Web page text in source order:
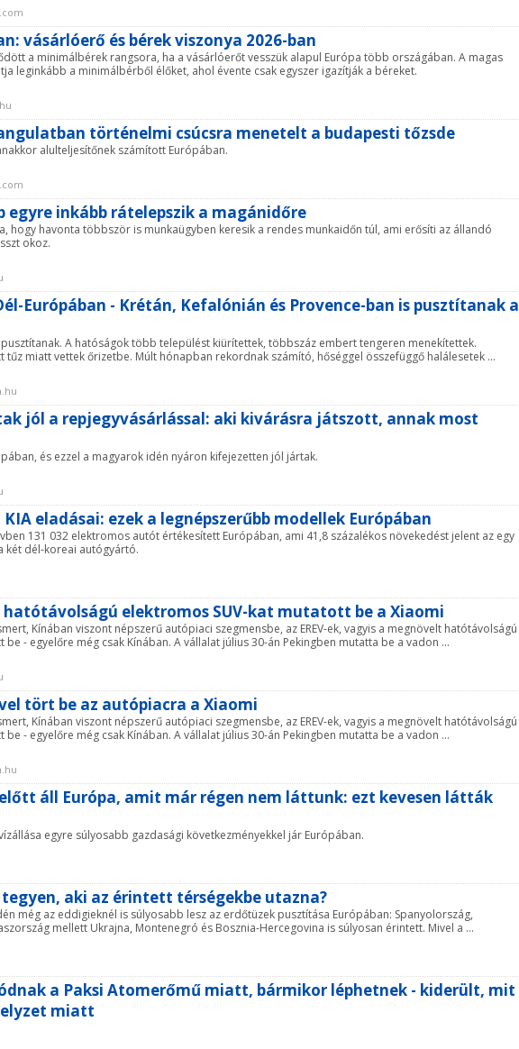
vásárlóerő és bérek viszonya 2026-ban
a minimálbérek rangsora, ha a vásárlóerőt vesszük alapul Európa több országában. A magas
leginkább a minimálbérből élőket, ahol évente csak egyszer igazítják a béreket.
történelmi csúcsra menetelt a budapesti tőzsde
alulteljesítőnek számított Európában.
egyre inkább rátelepszik a magánidőre
hogy havonta többször is munkaügyben keresik a rendes munkaidőn túl, ami erősíti az állandó
okoz.
Európában - Krétán, Kefalónián és Provence-ban is pusztítanak a
A hatóságok több települést kiürítettek, többszáz embert tengeren menekítettek.
miatt vettek őrizetbe. Múlt hónapban rekordnak számító, hőséggel összefüggő halálesetek ...
jól a repjegyvásárlással: aki kivárásra játszott, annak most
és ezzel a magyarok idén nyáron kifejezetten jól jártak.
eladásai: ezek a legnépszerűbb modellek Európában
131 032 elektromos autót értékesített Európában, ami 41,8 százalékos növekedést jelent az egy
két dél-koreai autógyártó.
elektromos SUV-kat mutatott be a Xiaomi
Kínában viszont népszerű autópiaci szegmensbe, az EREV-ek, vagyis a megnövelt hatótávolságú
- egyelőre még csak Kínában. A vállalat július 30-án Pekingben mutatta be a vadon ...
tört be az autópiacra a Xiaomi
Kínában viszont népszerű autópiaci szegmensbe, az EREV-ek, vagyis a megnövelt hatótávolságú
- egyelőre még csak Kínában. A vállalat július 30-án Pekingben mutatta be a vadon ...
áll Európa, amit már régen nem láttunk: ezt kevesen látták
egyre súlyosabb gazdasági következményekkel jár Európában.
aki az érintett térségekbe utazna?
még az eddigieknél is súlyosabb lesz az erdőtüzek pusztítása Európában: Spanyolország,
mellett Ukrajna, Montenegró és Bosznia-Hercegovina is súlyosan érintett. Mivel a ...
a Paksi Atomerőmű miatt, bármikor léphetnek - kiderült, mit
miatt